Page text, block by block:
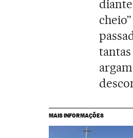
MAIS INFORMAÇÕES